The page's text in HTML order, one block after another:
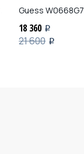
Guess W0668G7
18 360 i
21 600 i